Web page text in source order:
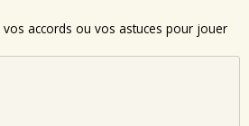
accords ou vos astuces pour jouer